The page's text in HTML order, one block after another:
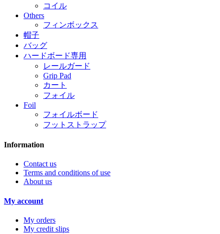
コイル
Others
フィンボックス
帽子
バッグ
ハードボード専用
レールガード
Grip Pad
カート
フォイル
Foil
フォイルボード
フットストラップ
Information
Contact us
Terms and conditions of use
About us
My account
My orders
My credit slips